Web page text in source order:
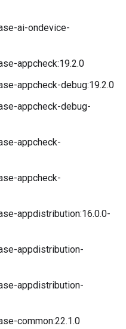
ai-ondevice-
appcheck:19.2.0
appcheck-debug:19.2.0
appcheck-debug-
appcheck-
appcheck-
appdistribution:16.0.0-
appdistribution-
appdistribution-
common:22.1.0